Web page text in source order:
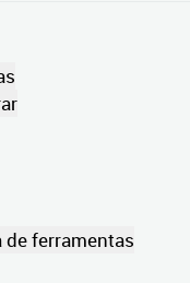
de ferramentas